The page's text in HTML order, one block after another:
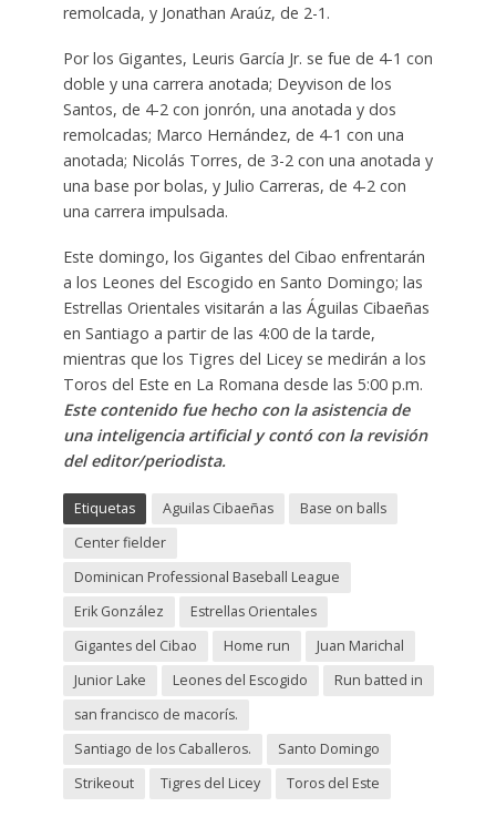
remolcada, y Jonathan Araúz, de 2-1.
Por los Gigantes, Leuris García Jr. se fue de 4-1 con
doble y una carrera anotada; Deyvison de los
Santos, de 4-2 con jonrón, una anotada y dos
remolcadas; Marco Hernández, de 4-1 con una
anotada; Nicolás Torres, de 3-2 con una anotada y
una base por bolas, y Julio Carreras, de 4-2 con
una carrera impulsada.
Este domingo, los Gigantes del Cibao enfrentarán
a los Leones del Escogido en Santo Domingo; las
Estrellas Orientales visitarán a las Águilas Cibaeñas
en Santiago a partir de las 4:00 de la tarde,
mientras que los Tigres del Licey se medirán a los
Toros del Este en La Romana desde las 5:00 p.m.
Este contenido fue hecho con la asistencia de
una inteligencia artificial y contó con la revisión
del editor/periodista.
Etiquetas Aguilas Cibaeñas
Base on balls
Center fielder
Dominican Professional Baseball League
Erik González
Estrellas Orientales
Gigantes del Cibao
Home run
Juan Marichal
Junior Lake
Leones del Escogido
Run batted in
san francisco de macorís.
Santiago de los Caballeros.
Santo Domingo
Strikeout
Tigres del Licey Toros del Este